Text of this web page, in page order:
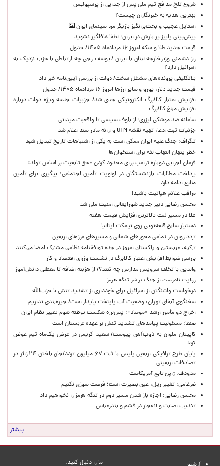
شروع تلخ مدافع تیم ملی پس از جدایی از پرسپولیس
بهترین هدیه به خبرنگاران چیست؟
استایل عجیب و بحث‌برانگیز بازیگر مرد سینمای ایران
پیش‌بینی پاییز پر بارش در ایران؛ لطفا غافلگیر نشوید
قیمت جدید طلا و سکه امروز ۱۶ مردادماه ۱۴۰۵/ جدول
راز دشمنی وزیرخارجه لبنان با ایران / یوسف رجی چه ارتباطی با حزب نزدیک به
اسرائیل دارد؟
بلاتکلیفی پرونده‌های مشاغل سخت/ دولت از بررسی آیین‌نامه خبر داد
قیمت جدید دلار، یورو و سایر ارزها امروز ۱۶ مردادماه ۱۴۰۵/ جدول
افزایش اعتبار کالابرگ الکترونیکی جدی شد/ جزییات جلسه ویژه دولت درباره
افزایش مبلغ کالابرگ
سامانه ضد موشکی لیزری؛ از بلوف سیاسی تا واقعیت میدانی
جزئیات ثبت ادعا، تهیه نقشه UTM و ارائه مادر سند اعلام شد
تلگراف: جنگ علیه ایران ممکن است به یکی از اشتباهات تاریخ تبدیل شود
خطر پنهان التهاب لثه برای استخوان‌ها
فرمان اجرایی دوباره ترامپ برای محدود کردن «حق تابعیت بر اساس تولد»
پرداخت مطالبات بازنشستگان در اولویت تأمین اجتماعی؛ پیگیری برای تأمین
منابع ادامه دارد
مراقب علائم هپاتیت باشید!
محسن رضایی دبیر جدید شورایعالی امنیت ملی شد
طلا در مسیر ثبت بالاترین افزایش قیمت هفته
دستیار سابق قلعه‌نویی روی نیمکت ایتالیا
تردد روان در تمامی محورهای شمالی و مسیرهای مرزهای اربعین
ترکیه، عربستان و پاکستان امروز در جده توافقنامه نظامی مشترک امضا می‌کنند
بررسی ضوابط افزایش اعتبار کالابرگ در نشست وزرای اقتصاد و کار
والدین با تخلف سرویس مدارس چه کنند؟/ از هزینه اضافه تا معطلی دانش‌آموز
روایت نادرست از جنگ بر سَر تنگه هرمز
درخواست واشنگتن از اسرائیل برای خودداری از تشدید تنش با حزب‌الله
سخنگوی آبفای تهران: وضعیت آب پایتخت پایدار است/ جیره‌بندی نداریم
اخراج دو مأمور ارشد «موساد»؛ پس‌لرزه شکست توطئه شوم تغییر نظام ایران
صنعا: مسئولیت پیامدهای تشدید تنش بر عهده عربستان است
کاپیتان ملوان به ذوب‌آهن پیوست/ سعید کریمی در عرض یک‌ماه تیم عوض
کرد!
پایان طرح ترافیکی اربعین پلیس با ثبت ۶۷ میلیون تردد/جان باختن ۲۴ زائر در
تصادفات اربعینی
مدودف: ژاپن تابع آمریکاست
ضرغامی: تغییر ریل، عین بصیرت است؛ فرصت سوزی نکنیم
محسن رضایی: اجازه باز شدن مسیر دوم در تنگه هرمز را نخواهیم داد
تکذیب اصابت و انفجار در قشم و بندرعباس
بیشتر
ما را دنبال کنید.